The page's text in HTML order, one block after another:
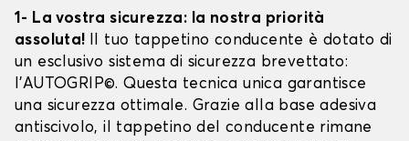
1- La vostra sicurezza: la nostra priorità
assoluta! Il tuo tappetino conducente è dotato di
un esclusivo sistema di sicurezza brevettato:
l’AUTOGRIP©. Questa tecnica unica garantisce
una sicurezza ottimale. Grazie alla base adesiva
antiscivolo, il tappetino del conducente rimane